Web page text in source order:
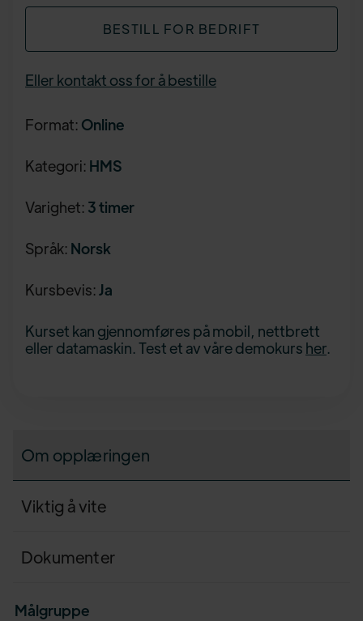
BESTILL FOR BEDRIFT
Eller kontakt oss for å bestille
Format: Online
Kategori: HMS
Varighet: 3 timer
Språk: Norsk
Kursbevis:Ja
Kurset kan gjennomføres på mobil, nettbrett
eller datamaskin. Test et av våre demokurs her.
Om opplæringen
Viktig å vite
Dokumenter
Målgruppe